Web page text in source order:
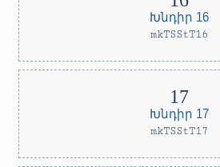
Խնդիր 16
mkTSStT16
Խնդիր 17
mkTSStT17